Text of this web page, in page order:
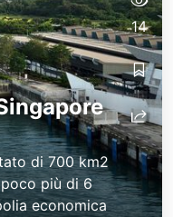
di 700 km2
più di 6
economica
14